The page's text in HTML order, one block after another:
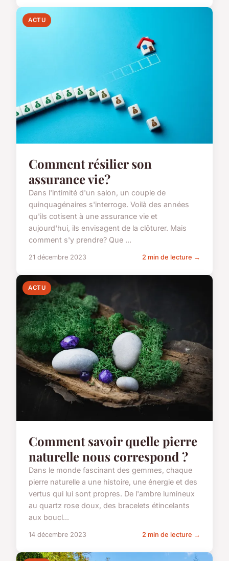
ACTU
Comment résilier son
assurance vie?
Dans l'intimité d'un salon, un couple de
quinquagénaires s'interroge. Voilà des années
qu'ils cotisent à une assurance vie et
aujourd'hui, ils envisagent de la clôturer. Mais
comment s'y prendre? Que ...
21 décembre 2023 2 min de lecture →
ACTU
Comment savoir quelle pierre
naturelle nous correspond ?
Dans le monde fascinant des gemmes, chaque
pierre naturelle a une histoire, une énergie et des
vertus qui lui sont propres. De l'ambre lumineux
au quartz rose doux, des bracelets étincelants
aux boucl...
14 décembre 2023 2 min de lecture →